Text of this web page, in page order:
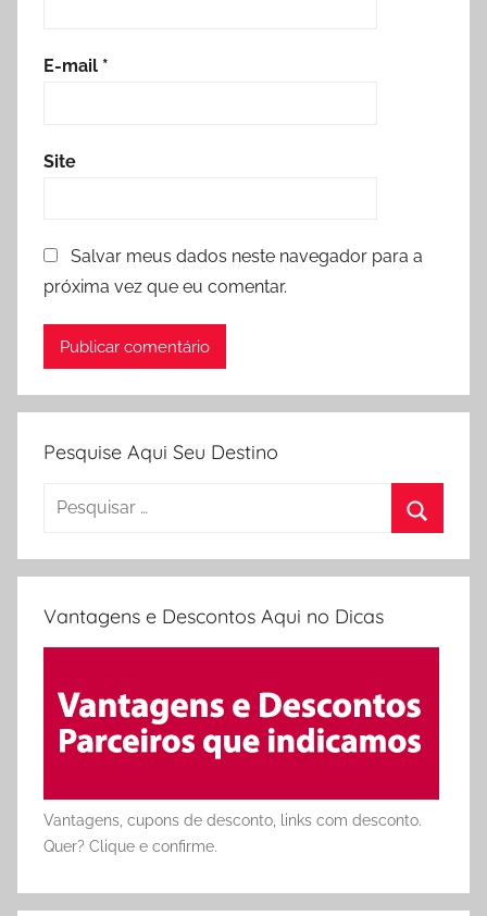
E-mail *
Site
Salvar meus dados neste navegador para a
próxima vez que eu comentar.
Pesquise Aqui Seu Destino
Pesquisar
Vantagens e Descontos Aqui no Dicas
Vantagens, cupons de desconto, links com desconto.
Quer? Clique e confirme.